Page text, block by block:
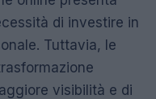
di investire in
Tuttavia, le
visibilità e di